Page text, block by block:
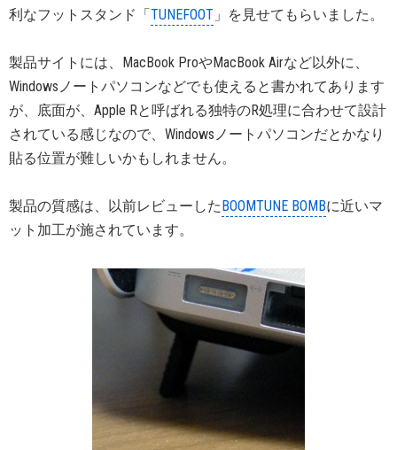
利なフットスタンド「TUNEFOOT 」を見せてもらいました。
製品サイトには、MacBook ProやMacBook Airなど以外に、
Windowsノートパソコンなどでも使えると書かれてあります
が、底面が、Apple Rと呼ばれる独特のR処理に合わせて設計
されている感じなので、Windowsノートパソコンだとかなり
貼る位置が難しいかもしれません。
製品の質感は、以前レビューしたBOOMTUNE BOMBに近いマ
ット加工が施されています。